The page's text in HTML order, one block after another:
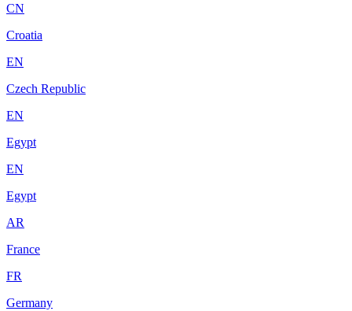
CN
Croatia
EN
Czech Republic
EN
Egypt
EN
Egypt
AR
France
FR
Germany